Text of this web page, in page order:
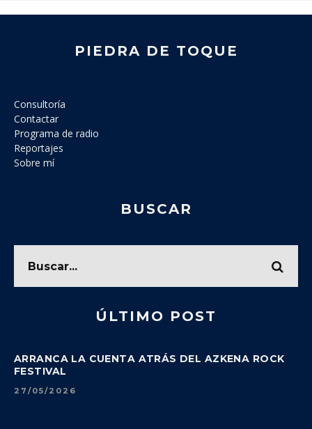
PIEDRA DE TOQUE
Consultoría
Contactar
Programa de radio
Reportajes
Sobre mí
BUSCAR
ÚLTIMO POST
ARRANCA LA CUENTA ATRÁS DEL AZKENA ROCK
FESTIVAL
27/05/2026